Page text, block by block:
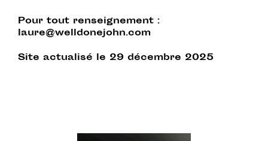
Pour tout renseignement :
laure@welldonejohn.com
Site actualisé le 29 décembre 2025